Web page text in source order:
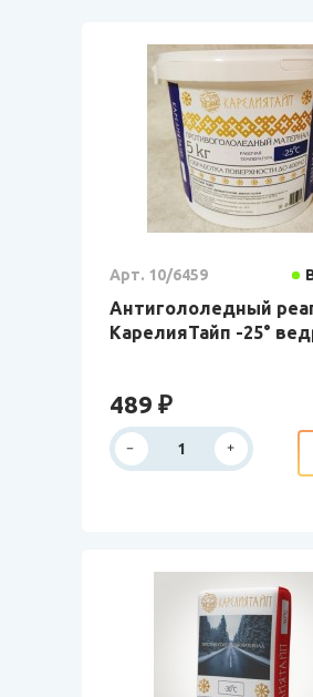
Арт. 10/6459
Антигололедный
КарелияТайп -25°
489 ₽